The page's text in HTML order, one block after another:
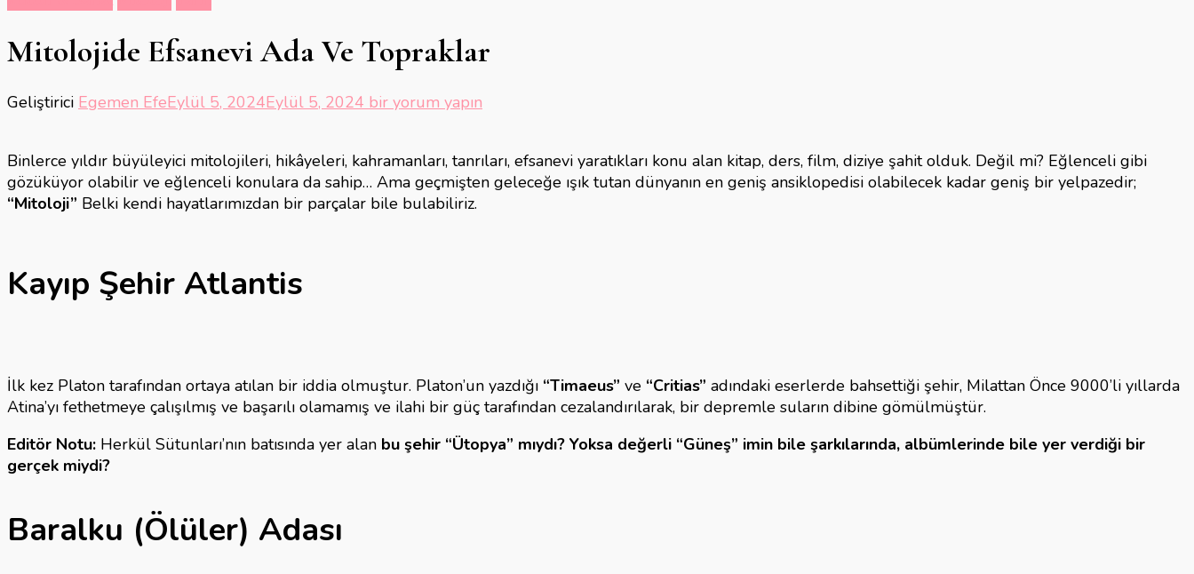
Mitolojide Efsanevi Ada Ve Topraklar
Geliştirici Egemen EfeEylül 5, 2024Eylül 5, 2024 Mitolojide
Ve
Topraklar
için
bir yorum yapın
Binlerce yıldır büyüleyici mitolojileri, hikâyeleri, kahramanları, tanrıları, efsanevi yaratıkları konu alan kitap, ders, film, diziye şahit olduk. Değil mi? Eğlenceli gibi
gözüküyor olabilir ve eğlenceli konulara da sahip… Ama geçmişten geleceğe ışık tutan dünyanın en geniş ansiklopedisi olabilecek kadar geniş bir yelpazedir;
“Mitoloji” Belki kendi hayatlarımızdan bir parçalar bile bulabiliriz.
Kayıp Şehir Atlantis
İlk kez Platon tarafından ortaya atılan bir iddia olmuştur. Platon’un yazdığı “Timaeus” ve “Critias” adındaki eserlerde bahsettiği şehir, Milattan Önce 9000’li yıllarda
Atina’yı fethetmeye çalışılmış ve başarılı olamamış ve ilahi bir güç tarafından cezalandırılarak, bir depremle suların dibine gömülmüştür.
Editör Notu: Herkül Sütunları’nın batısında yer alan bu şehir “Ütopya” mıydı? Yoksa değerli “Güneş” imin bile şarkılarında, albümlerinde bile yer verdiği bir
gerçek miydi?
Baralku (Ölüler) Adası